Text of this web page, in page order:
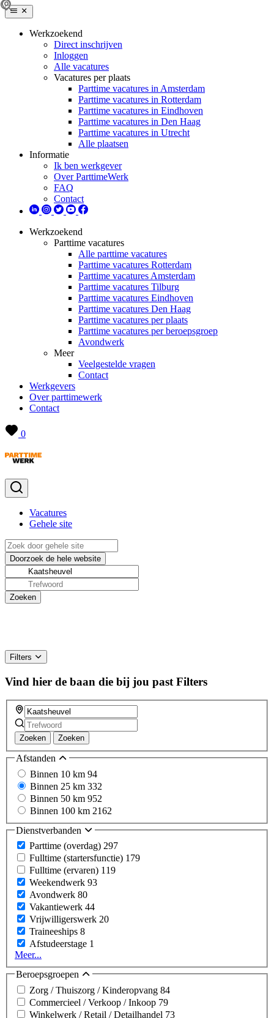
Werkzoekend
Direct inschrijven
Inloggen
Alle vacatures
Vacatures per plaats
Parttime vacatures in Amsterdam
Parttime vacatures in Rotterdam
Parttime vacatures in Eindhoven
Parttime vacatures in Den Haag
Parttime vacatures in Utrecht
Alle plaatsen
Informatie
Ik ben werkgever
Over ParttimeWerk
FAQ
Contact
Werkzoekend
Parttime vacatures
Alle parttime vacatures
Parttime vacatures Rotterdam
Parttime vacatures Amsterdam
Parttime vacatures Tilburg
Parttime vacatures Eindhoven
Parttime vacatures Den Haag
Parttime vacatures per plaats
Parttime vacatures per beroepsgroep
Avondwerk
Meer
Veelgestelde vragen
Contact
Werkgevers
Over parttimewerk
Contact
0
Vacatures
Gehele site
Filters
Vind hier de baan die bij jou past Filters
Zoeken Zoeken
Afstanden
Binnen 10 km 94
Binnen 25 km 332
Binnen 50 km 952
Binnen 100 km 2162
Dienstverbanden
Parttime (overdag) 297
Fulltime (startersfunctie) 179
Fulltime (ervaren) 119
Weekendwerk 93
Avondwerk 80
Vakantiewerk 44
Vrijwilligerswerk 20
Traineeships 8
Afstudeerstage 1
Meer...
Beroepsgroepen
Zorg / Thuiszorg / Kinderopvang 84
Commercieel / Verkoop / Inkoop 79
Winkelwerk / Retail / Detailhandel 73